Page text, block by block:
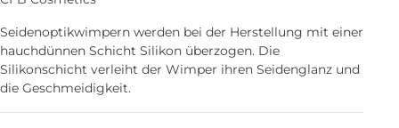
Seidenoptikwimpern werden bei der Herstellung mit einer
hauchdünnen Schicht Silikon überzogen. Die
Silikonschicht verleiht der Wimper ihren Seidenglanz und
die Geschmeidigkeit.